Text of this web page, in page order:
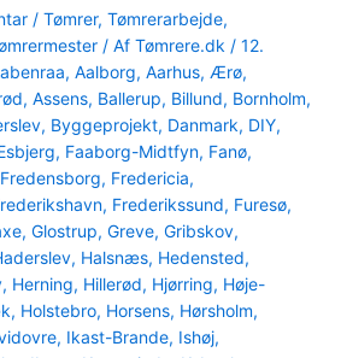
/ Tømrer, Tømrerarbejde,
/ Af Tømrere.dk / 12.
, Aalborg, Aarhus, Ærø,
, Assens, Ballerup, Billund, Bornholm,
, Byggeprojekt, Danmark, DIY,
, Faaborg-Midtfyn, Fanø,
Fredensborg, Fredericia,
, Frederikssund, Furesø,
, Glostrup, Greve, Gribskov,
, Halsnæs, Hedensted,
, Herning, Hillerød, Hjørring, Høje-
, Holstebro, Horsens, Hørsholm,
, Ikast-Brande, Ishøj,